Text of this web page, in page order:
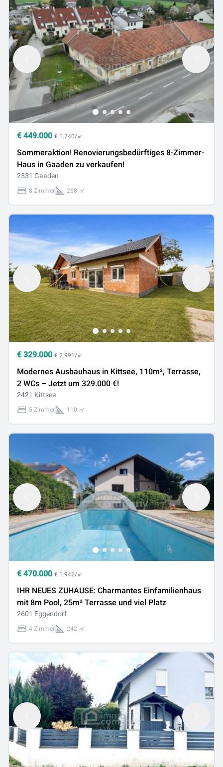
€ 449.000 € 1.740/㎡
Sommeraktion! Renovierungsbedürftiges 8-Zimmer-
Haus in Gaaden zu verkaufen!
2531 Gaaden
8 Zimmer 258 ㎡
€ 329.000 € 2.991/㎡
Modernes Ausbauhaus in Kittsee, 110m², Terrasse,
2 WCs – Jetzt um 329.000 €!
2421 Kittsee
5 Zimmer 110 ㎡
€ 470.000 € 1.942/㎡
IHR NEUES ZUHAUSE: Charmantes Einfamilienhaus
mit 8m Pool, 25m² Terrasse und viel Platz
2601 Eggendorf
4 Zimmer 242 ㎡